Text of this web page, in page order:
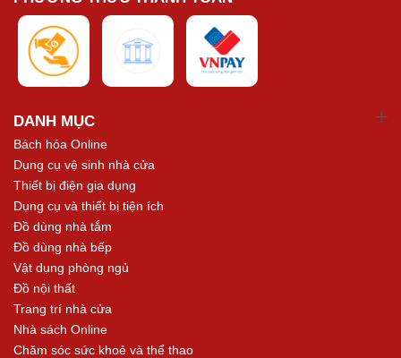
DANH MỤC
Bách hóa Online
Dụng cụ vệ sinh nhà cửa
Thiết bị điện gia dụng
Dụng cụ và thiết bị tiện ích
Đồ dùng nhà tắm
Đồ dùng nhà bếp
Vật dụng phòng ngủ
Đồ nội thất
Trang trí nhà cửa
Nhà sách Online
Chăm sóc sức khoẻ và thể thao